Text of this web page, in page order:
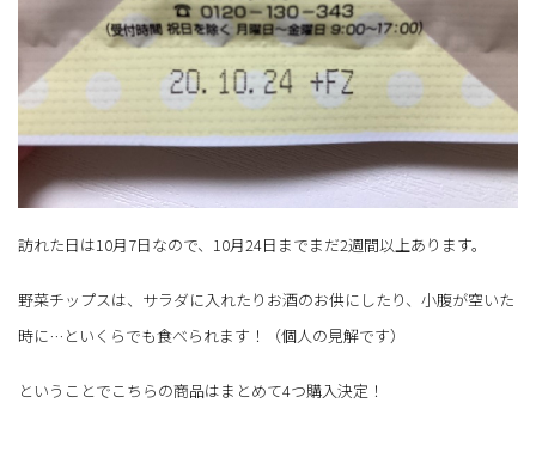
訪れた日は10月7日なので、10月24日までまだ2週間以上あります。
野菜チップスは、サラダに入れたりお酒のお供にしたり、小腹が空いた
時に…といくらでも食べられます！（個人の見解です）
ということでこちらの商品はまとめて4つ購入決定！